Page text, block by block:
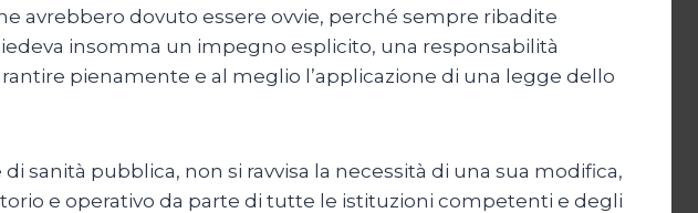
avrebbero dovuto essere ovvie, perché sempre ribadite
insomma un impegno esplicito, una responsabilità
pienamente e al meglio l’applicazione di una legge dello
sanità pubblica, non si ravvisa la necessità di una sua modifica,
e operativo da parte di tutte le istituzioni competenti e degli